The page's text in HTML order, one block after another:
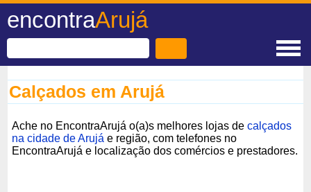
encontraArujá
Calçados em Arujá
Ache no EncontraArujá o(a)s melhores lojas decalçados
na cidade de Arujá e região, com telefones no
EncontraArujá e localização dos comércios e prestadores.